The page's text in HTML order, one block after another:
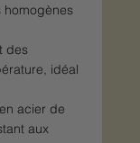
homogènes
des
idéal
acier de
aux